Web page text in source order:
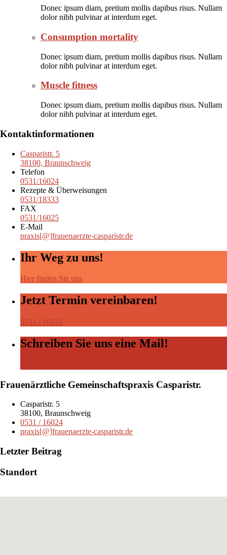
Donec ipsum diam, pretium mollis dapibus risus. Nullam
dolor nibh pulvinar at interdum eget.
Consumption mortality
Donec ipsum diam, pretium mollis dapibus risus. Nullam
dolor nibh pulvinar at interdum eget.
Muscle fitness
Donec ipsum diam, pretium mollis dapibus risus. Nullam
dolor nibh pulvinar at interdum eget.
Kontaktinformationen
Casparistr. 5
38100, Braunschweig
Telefon
0531/16024
Rezepte & Überweisungen
0531/18333
FAX
0531/16025
E-Mail
praxis[@]frauenaerzte-casparistr.de
Ihr Weg zu uns!
Hier finden Sie uns
Jetzt Termin vereinbaren!
0531 / 16024
Schreiben Sie uns eine Mail!
Frauenärztliche Gemeinschaftspraxis Casparistr.
Casparistr. 5
38100, Braunschweig
0531 / 16024
praxis[@]frauenaerzte-casparistr.de
Letzter Beitrag
Standort